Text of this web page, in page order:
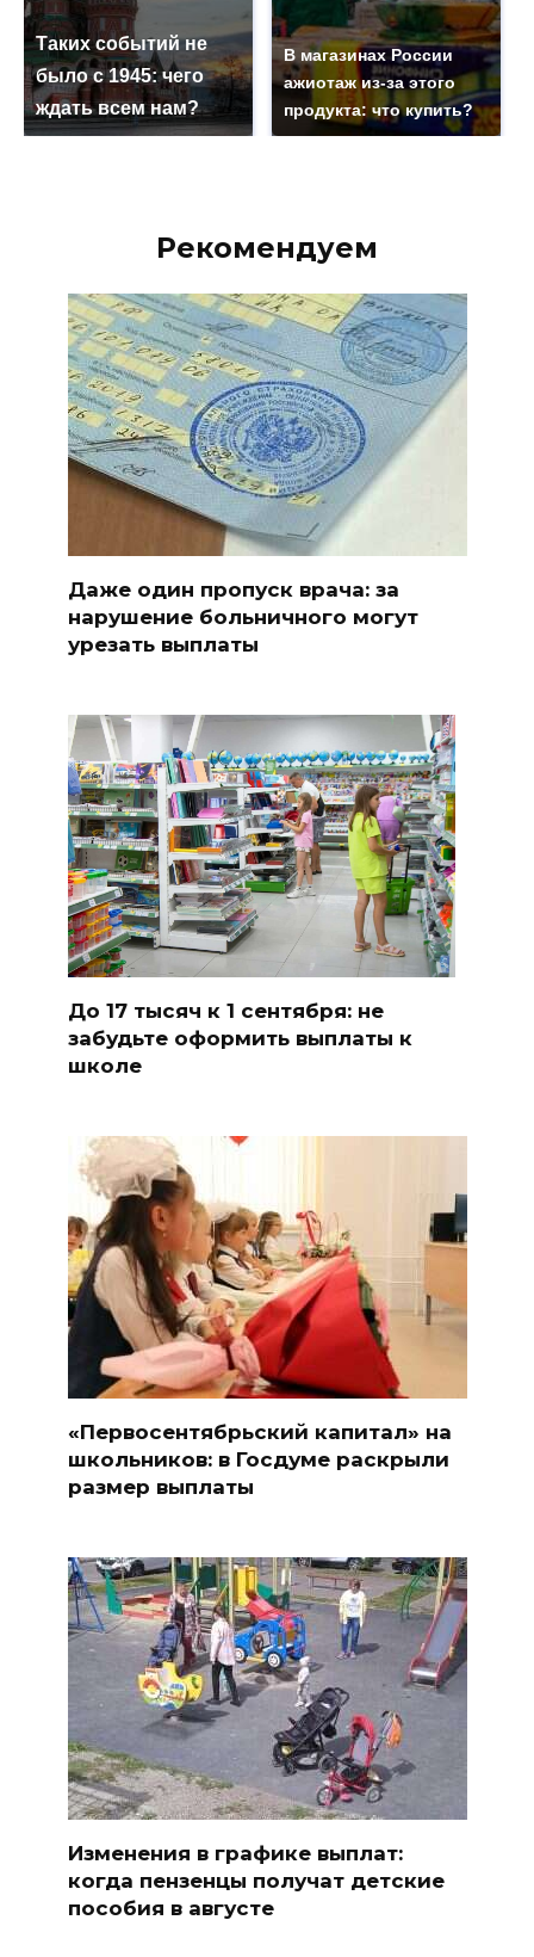
Таких событий не
было с 1945: чего
ждать всем нам?
В магазинах России
ажиотаж из-за этого
продукта: что купить?
Рекомендуем
Даже один пропуск врача: за
нарушение больничного могут
урезать выплаты
До 17 тысяч к 1 сентября: не
забудьте оформить выплаты к
школе
«Первосентябрьский капитал» на
школьников: в Госдуме раскрыли
размер выплаты
Изменения в графике выплат:
когда пензенцы получат детские
пособия в августе